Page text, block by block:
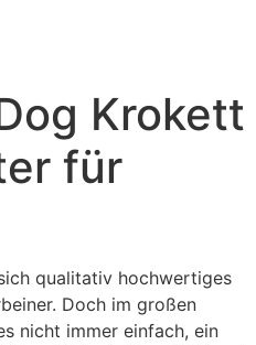
Krokett
für
qualitativ hochwertiges
Doch im großen
nicht immer einfach, ein